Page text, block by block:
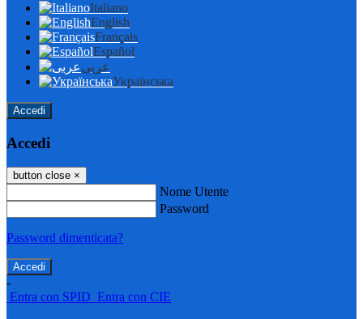
Italiano
English
Français
Español
عربى
Українська
Accedi
Accedi
button close ×
Nome Utente
Password
Password dimenticata?
-
Entra con SPID Entra con CIE